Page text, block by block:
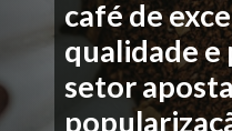
café de
qualidade e
setor